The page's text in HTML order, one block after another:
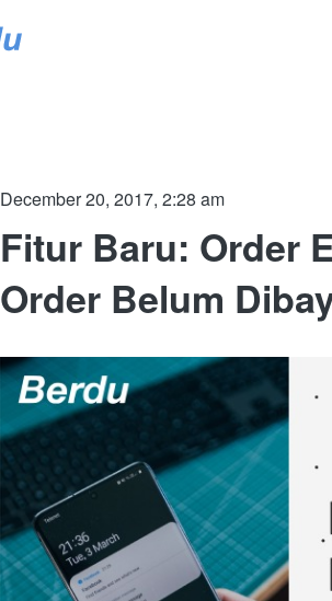
December 20, 2017, 2:28 am
Fitur Baru: Order
Order Belum